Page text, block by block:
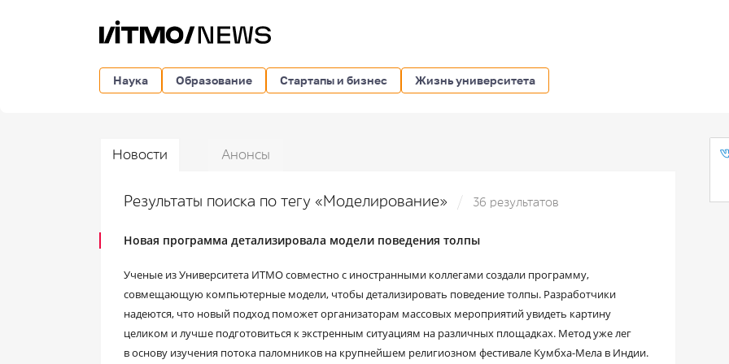
Наука Образование Стартапы и бизнес Жизнь университета
Новости Анонсы
Результаты поиска по тегу «Моделирование» 36 результатов
Новая программа детализировала модели поведения толпы
Ученые из Университета ИТМО совместно с иностранными коллегами создали программу,
совмещающую компьютерные модели, чтобы детализировать поведение толпы. Разработчики
надеются, что новый подход поможет организаторам массовых мероприятий увидеть картину
целиком и лучше подготовиться к экстренным ситуациям на различных площадках. Метод уже лег
в основу изучения потока паломников на крупнейшем религиозном фестивале Кумбха-Мела в Индии.